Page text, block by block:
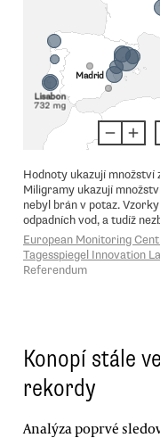
Konopí stále
rekordy
Analýza poprvé